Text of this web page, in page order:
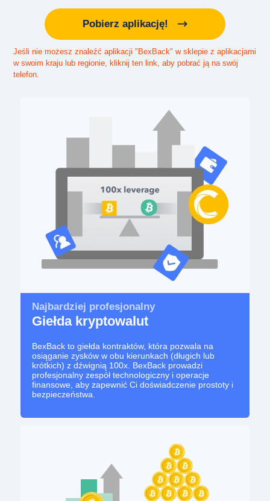
Pobierz aplikację!
Jeśli nie możesz znaleźć aplikacji "BexBack" w sklepie z aplikacjami
w swoim kraju lub regionie, kliknij ten link, aby pobrać ją na swój
telefon.
Najbardziej profesjonalny
Giełda kryptowalut
BexBack to giełda kontraktów, która pozwala na
osiąganie zysków w obu kierunkach (długich lub
krótkich) z dźwignią 100x. BexBack prowadzi
profesjonalny zespół technologiczny i operacje
finansowe, aby zapewnić Ci doświadczenie prostoty i
bezpieczeństwa.